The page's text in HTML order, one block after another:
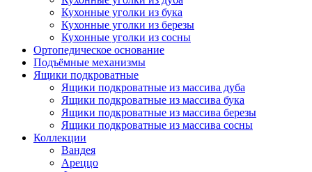
Кухонные уголки из бука
Кухонные уголки из березы
Кухонные уголки из сосны
Ортопедическое основание
Подъёмные механизмы
Ящики подкроватные
Ящики подкроватные из массива дуба
Ящики подкроватные из массива бука
Ящики подкроватные из массива березы
Ящики подкроватные из массива сосны
Коллекции
Вандея
Ареццо